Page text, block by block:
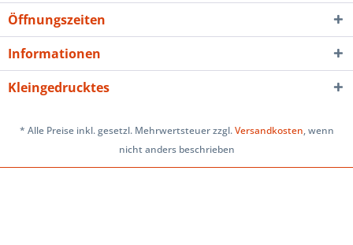
Öffnungszeiten
Informationen
Kleingedrucktes
* Alle Preise inkl. gesetzl. Mehrwertsteuer zzgl.Versandkosten, wenn
nicht anders beschrieben